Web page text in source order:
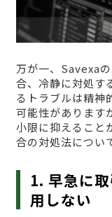
万が一、Savexa
合、冷静に対処す
るトラブルは精神
可能性があります
小限に抑えること
合の対処法につい
1. 早急に
用しない